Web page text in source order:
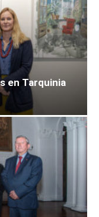
en Tarquinia